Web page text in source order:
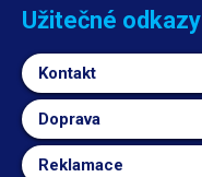
Užitečné odkazy
Kontakt
Doprava
Reklamace